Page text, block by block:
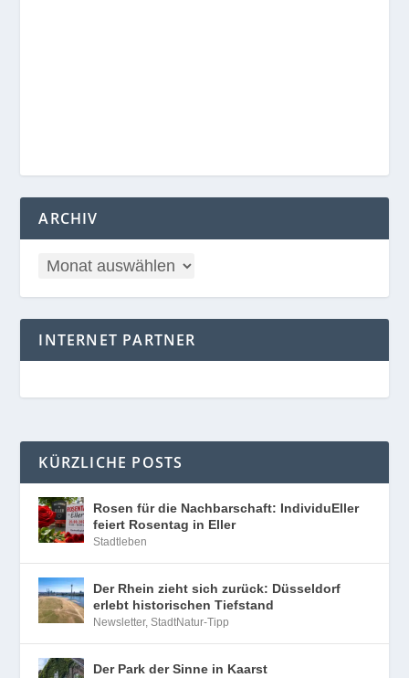
ARCHIV
INTERNET PARTNER
KÜRZLICHE POSTS
Rosen für die Nachbarschaft: IndividuEller
feiert Rosentag in Eller
Stadtleben
Der Rhein zieht sich zurück: Düsseldorf
erlebt historischen Tiefstand
Newsletter,StadtNatur-Tipp
Der Park der Sinne in Kaarst